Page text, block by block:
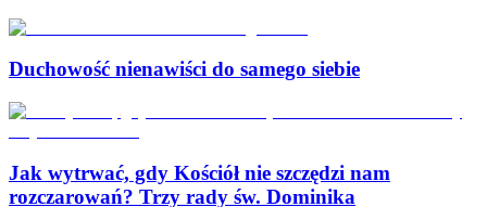
Duchowość nienawiści do samego siebie
Jak wytrwać, gdy Kościół nie szczędzi nam
rozczarowań? Trzy rady św. Dominika